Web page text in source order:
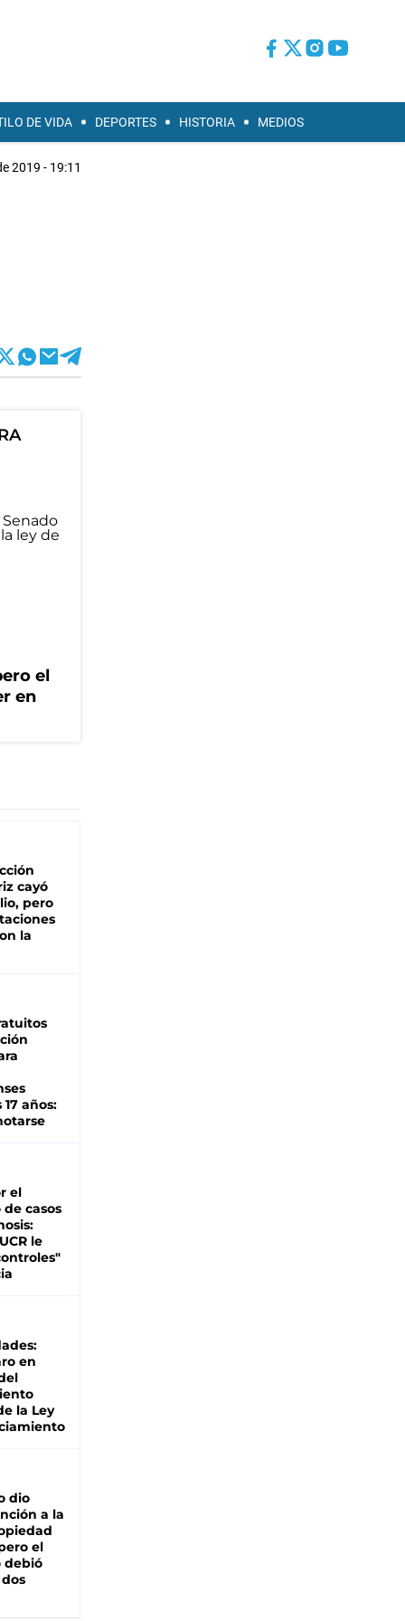
DE VIDA DEPORTES HISTORIA MEDIOS
2019 - 19:11
el
en
cayó
pero
la
años:
el
casos
le
en
la Ley
dio
a la
el
debió